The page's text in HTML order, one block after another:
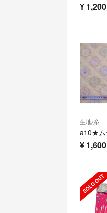
¥ 1,200
生地/糸
¥ 1,600